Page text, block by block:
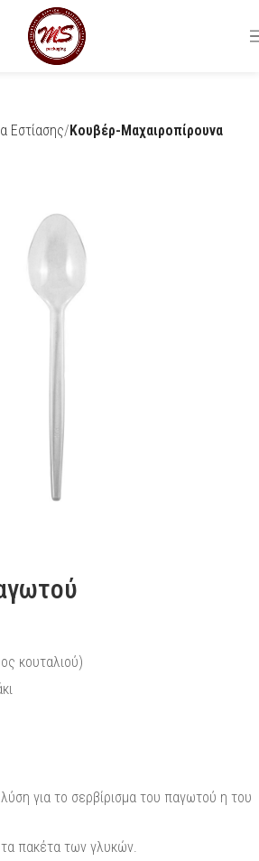
Εστίασης Κουβέρ-Μαχαιροπίρουνα
κουταλιού)
για το σερβίρισμα του παγωτού η του
τα πακέτα των γλυκών.